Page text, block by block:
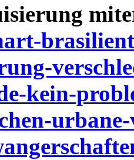
kein-